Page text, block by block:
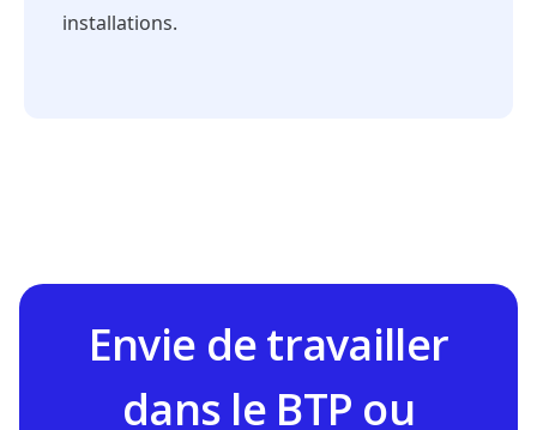
installations.
Envie de travailler
dans le BTP ou